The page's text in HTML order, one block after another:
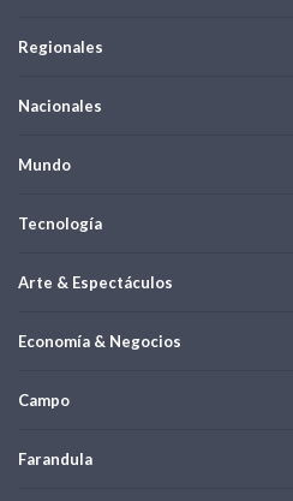
Regionales
Nacionales
Mundo
Tecnología
Arte & Espectáculos
Economía & Negocios
Campo
Farandula